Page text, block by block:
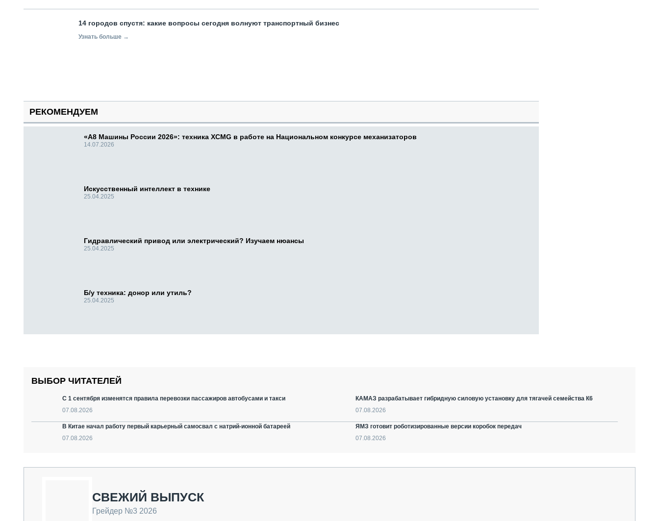
14 городов спустя: какие вопросы сегодня волнуют транспортный бизнес
Узнать больше →
РЕКОМЕНДУЕМ
«А8 Машины России 2026»: техника XCMG в работе на Национальном конкурсе механизаторов
14.07.2026
Искусственный интеллект в технике
25.04.2025
Гидравлический привод или электрический? Изучаем нюансы
25.04.2025
Б/у техника: донор или утиль?
25.04.2025
ВЫБОР ЧИТАТЕЛЕЙ
С 1 сентября изменятся правила перевозки пассажиров автобусами и такси
07.08.2026
КАМАЗ разрабатывает гибридную силовую установку для тягачей семейства К6
07.08.2026
В Китае начал работу первый карьерный самосвал с натрий-ионной батареей
07.08.2026
ЯМЗ готовит роботизированные версии коробок передач
07.08.2026
СВЕЖИЙ ВЫПУСК
Грейдер №3 2026